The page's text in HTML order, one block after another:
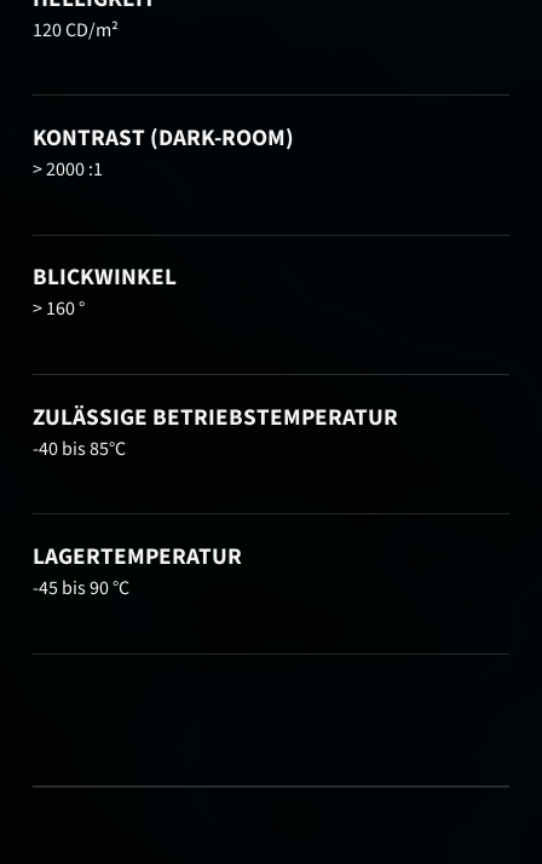
120 CD/m²
KONTRAST (DARK-ROOM)
> 2000 :1
BLICKWINKEL
> 160 °
ZULÄSSIGE BETRIEBSTEMPERATUR
-40 bis 85°C
LAGERTEMPERATUR
-45 bis 90 °C